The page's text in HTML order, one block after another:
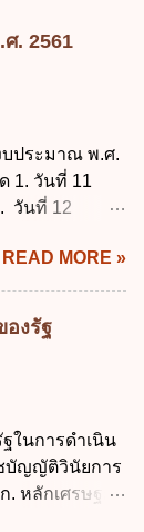
. 2561
ประมาณ พ.ศ.
1. วันที่ 11
วันที่ 12
วันที่ 14
2. พระราช
ไม่ได้
ราชบัญญัติวิธี
พระราชบัญญัติ
ศ. 2511 3.
ะปฏิวัติ ฉบับที่
ข้อ 3. ข้อใดไม่
าจออกกฎเพื่อ
READ MORE »
องรัฐ
ในการดำเนิน
บัญญัติวินัยการ
. หลักเศรษฐกิจ